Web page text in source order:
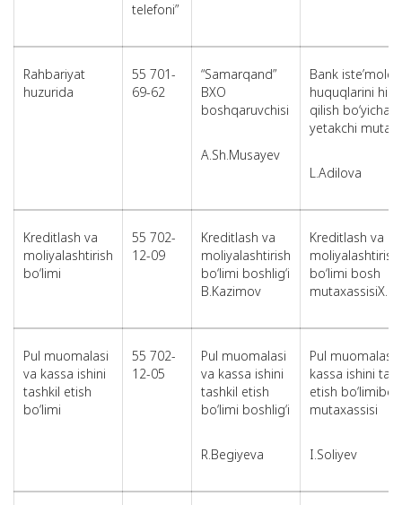
telefoni”
Rahbariyat
huzurida
55 701-
69-62
“Samarqand”
BXO
boshqaruvchisi
A.Sh.Musayev
Bank
huquqlarini
qilish bo‘yicha
yetakchi
L.Adilova
Kreditlash va
moliyalashtirish
bo‘limi
55 702-
12-09
Kreditlash va
moliyalashtirish
bo‘limi boshlig‘i
B.Kazimov
Kreditlash va
moliyalashtirish
bo‘limi bosh
Pul muomalasi
va kassa ishini
tashkil etish
bo‘limi
55 702-
12-05
Pul muomalasi
va kassa ishini
tashkil etish
bo‘limi boshlig‘i
R.Begiyeva
Pul muomalasi
kassa ishini
etish
mutaxassisi
I.Soliyev